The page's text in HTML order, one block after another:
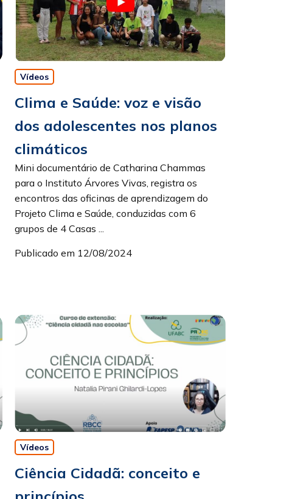
Vídeos
Clima e Saúde: voz e visão
dos adolescentes nos planos
climáticos
Mini documentário de Catharina Chammas
para o Instituto Árvores Vivas, registra os
encontros das oficinas de aprendizagem do
Projeto Clima e Saúde, conduzidas com 6
grupos de 4 Casas ...
Publicado em 12/08/2024
Vídeos
Ciência Cidadã: conceito e